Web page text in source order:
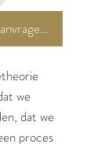
-> aanvragen <-
we
dat we
proces